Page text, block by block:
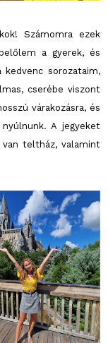
Számomra ezek
a gyerek, és
kedvenc sorozataim,
cserébe viszont
várakozásra, és
A jegyeket
van teltház, valamint